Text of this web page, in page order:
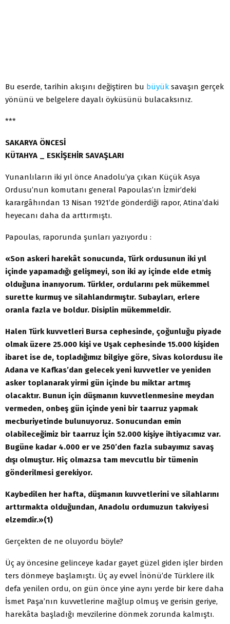
Bu eserde, tarihin akışını değiştiren bu büyük savaşın gerçek
yönünü ve belgelere dayalı öyküsünü bulacaksınız.
***
SAKARYA ÖNCESİ
KÜTAHYA _ ESKİŞEHİR SAVAŞLARI
Yunanlıların iki yıl önce Anadolu’ya çıkan Küçük Asya
Ordusu’nun komutanı general Papoulas’ın İzmir’deki
karargâhından 13 Nisan 1921’de gönderdiği rapor, Atina’daki
heyecanı daha da arttırmıştı.
Papoulas, raporunda şunları yazıyordu :
«Son askeri harekât sonucunda, Türk ordusunun iki yıl
içinde yapamadığı gelişmeyi, son iki ay içinde elde etmiş
olduğuna inanıyorum. Türkler, ordularını pek mükemmel
surette kurmuş ve silahlandırmıştır. Subayları, erlere
oranla fazla ve boldur. Disiplin mükemmeldir.
Halen Türk kuvvetleri Bursa cephesinde, çoğunluğu piyade
olmak üzere 25.000 kişi ve Uşak cephesinde 15.000 kişiden
ibaret ise de, topladığımız bilgiye göre, Sivas kolordusu ile
Adana ve Kafkas’dan gelecek yeni kuvvetler ve yeniden
asker toplanarak yirmi gün içinde bu miktar artmış
olacaktır. Bunun için düşmanın kuvvetlenmesine meydan
vermeden, onbeş gün içinde yeni bir taarruz yapmak
mecburiyetinde bulunuyoruz. Sonucundan emin
olabileceğimiz bir taarruz İçin 52.000 kişiye ihtiyacımız var.
Bugüne kadar 4.000 er ve 250’den fazla subayımız savaş
dışı olmuştur. Hiç olmazsa tam mevcutlu bir tümenin
gönderilmesi gerekiyor.
Kaybedilen her hafta, düşmanın kuvvetlerini ve silahlarını
arttırmakta olduğundan, Anadolu ordumuzun takviyesi
elzemdir.»(1)
Gerçekten de ne oluyordu böyle?
Üç ay öncesine gelinceye kadar gayet güzel giden işler birden
ters dönmeye başlamıştı. Üç ay evvel İnönü’de Türklere ilk
defa yenilen ordu, on gün önce yine aynı yerde bir kere daha
İsmet Paşa’nın kuvvetlerine mağlup olmuş ve gerisin geriye,
harekâta başladığı mevzilerine dönmek zorunda kalmıştı.